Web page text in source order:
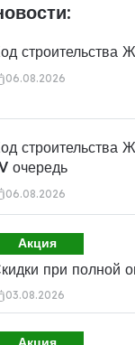
строительства
06.08.2026
строительства
очередь
06.08.2026
Акция
при полной
03.08.2026